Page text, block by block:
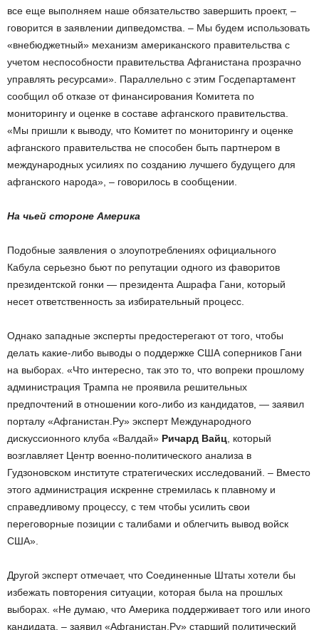
все еще выполняем наше обязательство завершить проект, –
говорится в заявлении дипведомства. – Мы будем использовать
«внебюджетный» механизм американского правительства с
учетом неспособности правительства Афганистана прозрачно
управлять ресурсами». Параллельно с этим Госдепартамент
сообщил об отказе от финансирования Комитета по
мониторингу и оценке в составе афганского правительства.
«Мы пришли к выводу, что Комитет по мониторингу и оценке
афганского правительства не способен быть партнером в
международных усилиях по созданию лучшего будущего для
афганского народа», – говорилось в сообщении.
На чьей стороне Америка
Подобные заявления о злоупотреблениях официального
Кабула серьезно бьют по репутации одного из фаворитов
президентской гонки — президента Ашрафа Гани, который
несет ответственность за избирательный процесс.
Однако западные эксперты предостерегают от того, чтобы
делать какие-либо выводы о поддержке США соперников Гани
на выборах. «Что интересно, так это то, что вопреки прошлому
администрация Трампа не проявила решительных
предпочтений в отношении кого-либо из кандидатов, — заявил
порталу «Афганистан.Ру» эксперт Международного
дискуссионного клуба «Валдай» Ричард Вайц , который
возглавляет Центр военно-политического анализа в
Гудзоновском институте стратегических исследований. – Вместо
этого администрация искренне стремилась к плавному и
справедливому процессу, с тем чтобы усилить свои
переговорные позиции с талибами и облегчить вывод войск
США».
Другой эксперт отмечает, что Соединенные Штаты хотели бы
избежать повторения ситуации, которая была на прошлых
выборах. «Не думаю, что Америка поддерживает того или иного
кандидата, – заявил «Афганистан.Ру» старший политический